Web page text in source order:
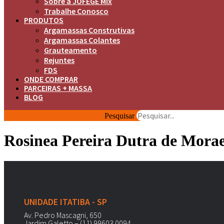
Trabalhe Conosco
PRODUTOS
Argamassas Construtivas
Argamassas Colantes
Grauteamento
Rejuntes
FDS
ONDE COMPRAR
PARCEIRAS + MASSA
BLOG
Pesquisar
Rosinea Pereira Dutra de
UNIDADE ITATIBA - SP
Av. Pedro Mascagni, 650